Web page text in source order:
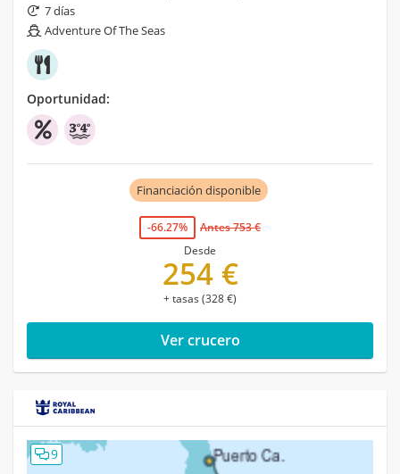
7 días
Adventure Of The Seas
Oportunidad:
Financiación disponible
-66.27%
Antes 753 €
Desde
254 €
+ tasas (328 €)
Ver crucero
9